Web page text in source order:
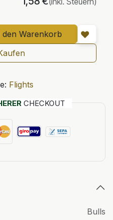
den Warenkorb
Flights
CHECKOUT
Bulls